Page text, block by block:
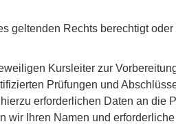
geltenden Rechts berechtigt
Kursleiter zur
Prüfungen und
erforderlichen Daten an die
Ihren Namen und